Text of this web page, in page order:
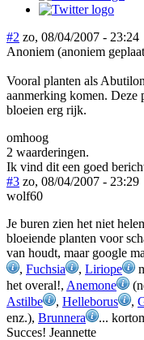
#2 zo, 08/04/2007 - 23:24
Anoniem (anoniem
Vooral planten als
aanmerking komen. Deze
bloeien erg rijk.
omhoog
2 waarderingen.
Ik vind dit een goed
#3 zo, 08/04/2007 - 23:29
wolf60
Je buren zien het niet
bloeiende planten voor
van houdt, maar google
, Fuchsia , Liriope
het overal!, Anemone
Astilbe
, Helleborus ,
enz.), Brunnera
...
Succes! Jeannette